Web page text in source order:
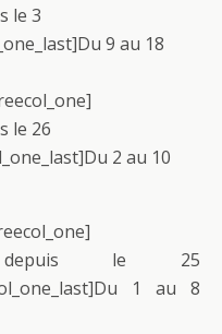
le 3
9 au 18
le 26
2 au 10
depuis le 25
1 au 8